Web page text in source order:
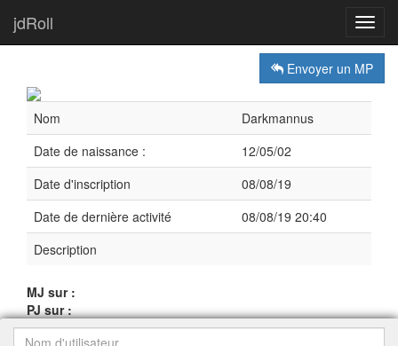
jdRoll
Envoyer un MP
Nom
Darkmannus
Date de naissance :
12/05/02
Date d'inscription
08/08/19
Date de dernière activité
08/08/19 20:40
Description
MJ sur :
PJ sur :